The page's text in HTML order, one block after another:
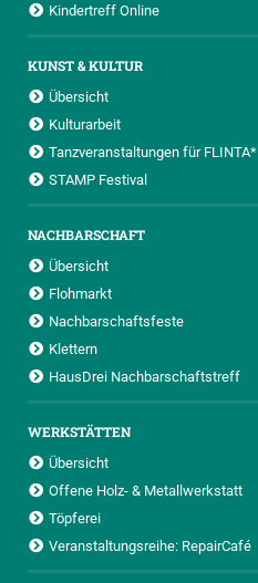
Kindertreff Online
KUNST & KULTUR
Übersicht
Kulturarbeit
Tanzveranstaltungen für FLINTA*
STAMP Festival
NACHBARSCHAFT
Übersicht
Flohmarkt
Nachbarschaftsfeste
Klettern
HausDrei Nachbarschaftstreff
WERKSTÄTTEN
Übersicht
Offene Holz- & Metallwerkstatt
Töpferei
Veranstaltungsreihe: RepairCafé